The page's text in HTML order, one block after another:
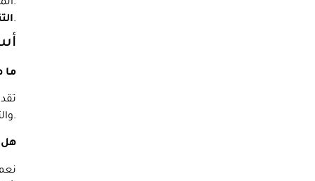
المكان المخصص لهم.
بعد تفريغ كل شيء، سيقوم المحركون بتنظيف أي مواد تعبئة متبقية والتأكد من أن منزلك في حالة جيدة.
ما
والتخزين والمزيد. نسعى جاهدين لتزويد عملائنا بتجربة نقل سلسة، بغض النظر عن احتياجاتهم ومتطلباتهم.
هل